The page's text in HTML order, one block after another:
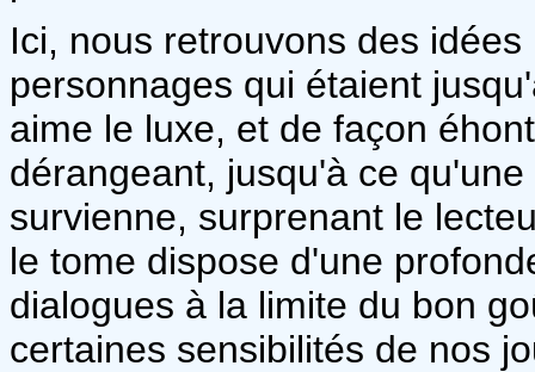
Ici, nous retrouvons des
personnages qui étaient
aime le luxe, et de façon
dérangeant, jusqu'à ce
survienne, surprenant le
le tome dispose d'une
dialogues à la limite du bon
certaines sensibilités de nos